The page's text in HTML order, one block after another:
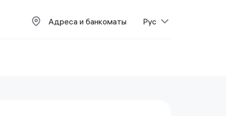
Адреса и банкоматы Рус